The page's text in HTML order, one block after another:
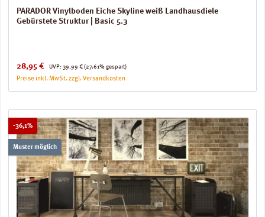
PARADOR Vinylboden Eiche Skyline weiß Landhausdiele
Gebürstete Struktur | Basic 5.3
Verkaufspreis:
28,95 € UVP:
Regulärer Preis:
39,99 € (27.61% gespart)
Preise inkl. MwSt. zzgl. Versandkosten
-36,1%Rabatt
Muster möglich